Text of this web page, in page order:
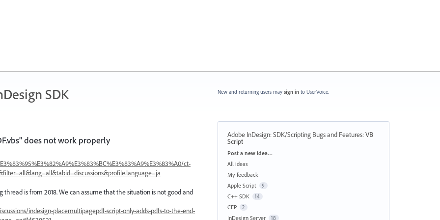
SDK
does not work properly
ct-
is from 2018. We can assume that the situation is not good and
indesign-placemultipagepdf-script-only-adds-pdfs-to-the-end-
New and returning users may sign in to UserVoice.
Adobe InDesign: SDK/Scripting Bugs and Features:VB
Script
Categories
Post a new idea…
All ideas
My feedback
Apple Script
9
C++ SDK 14
CEP 2
InDesign Server 18